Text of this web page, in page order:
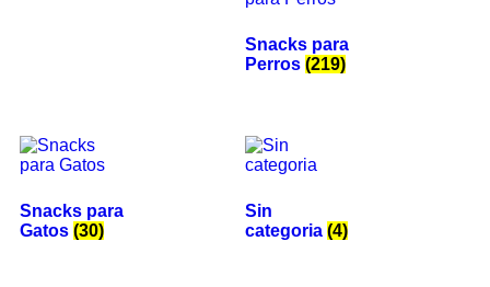
Snacks para
Perros (219)
Snacks para
Gatos (30)
Sin
categoria (4)